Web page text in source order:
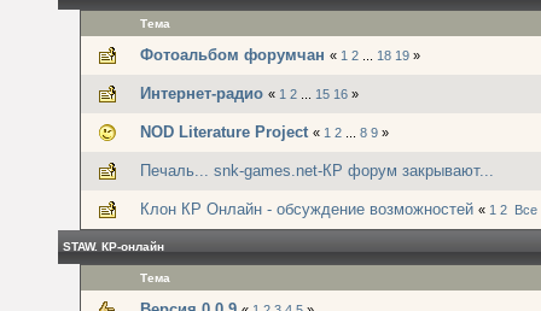
Тема
Фотоальбом форумчан « 1 2 18 19 »
Интернет-радио « 1 2 15 16 »
NOD Literature Project « 1 2 8 9 »
Печаль... snk-games.net-КР форум закрывают...
Клон КР Онлайн - обсуждение возможностей « 1 2 Все
STAW. КР-онлайн
Тема